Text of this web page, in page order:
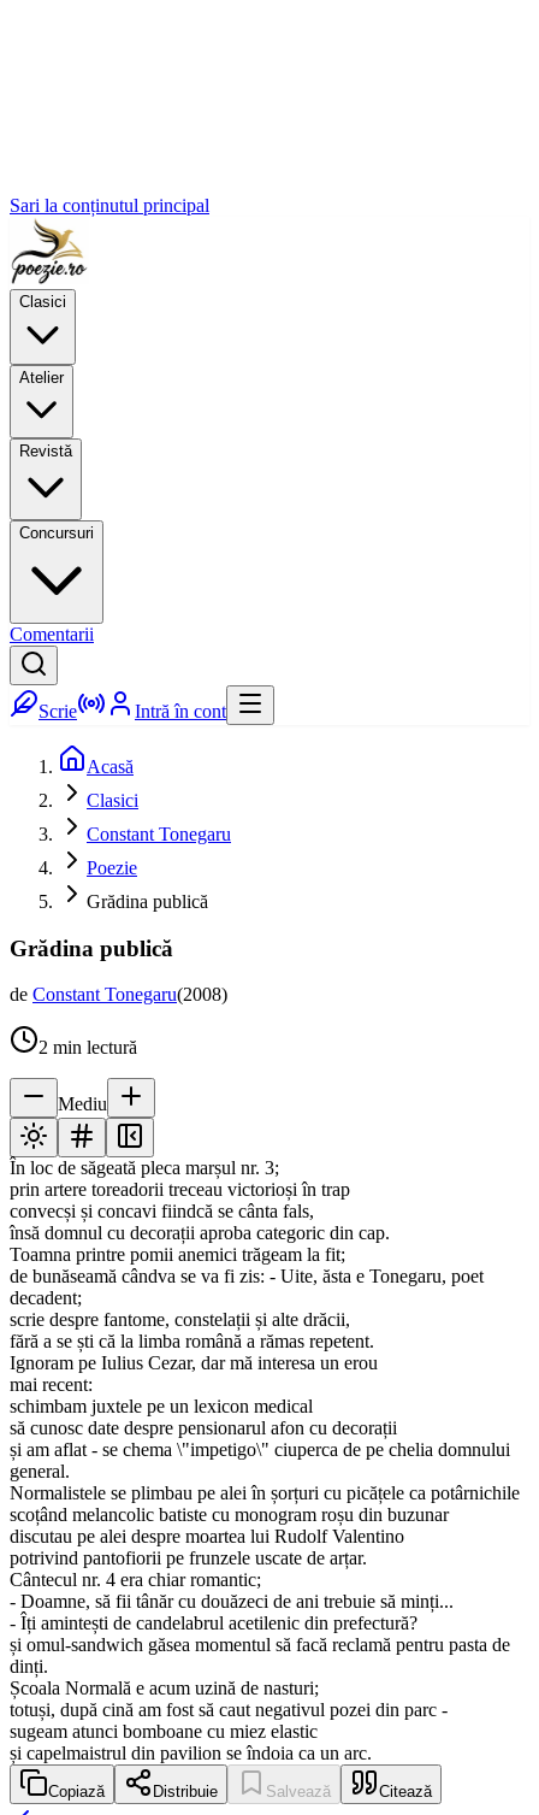
Sari la conținutul principal
Clasici
Atelier
Revistă
Concursuri
Comentarii
Scrie Intră în cont
Acasă
Clasici
Constant Tonegaru
Poezie
Grădina publică
Grădina publică
de Constant Tonegaru(2008)
2 min lectură
Mediu
În loc de săgeată pleca marșul nr. 3;
prin artere toreadorii treceau victorioși în trap
convecși și concavi fiindcă se cânta fals,
însă domnul cu decorații aproba categoric din cap.
Toamna printre pomii anemici trăgeam la fit;
de bunăseamă cândva se va fi zis: - Uite, ăsta e Tonegaru, poet
decadent;
scrie despre fantome, constelații și alte drăcii,
fără a se ști că la limba română a rămas repetent.
Ignoram pe Iulius Cezar, dar mă interesa un erou
mai recent:
schimbam juxtele pe un lexicon medical
să cunosc date despre pensionarul afon cu decorații
și am aflat - se chema \"impetigo\" ciuperca de pe chelia domnului
general.
Normalistele se plimbau pe alei în șorțuri cu picățele ca potârnichile
scoțând melancolic batiste cu monogram roșu din buzunar
discutau pe alei despre moartea lui Rudolf Valentino
potrivind pantofiorii pe frunzele uscate de arțar.
Cântecul nr. 4 era chiar romantic;
- Doamne, să fii tânăr cu douăzeci de ani trebuie să minți...
- Îți amintești de candelabrul acetilenic din prefectură?
și omul-sandwich găsea momentul să facă reclamă pentru pasta de
dinți.
Școala Normală e acum uzină de nasturi;
totuși, după cină am fost să caut negativul pozei din parc -
sugeam atunci bomboane cu miez elastic
și capelmaistrul din pavilion se îndoia ca un arc.
Copiază Distribuie Salvează Citează